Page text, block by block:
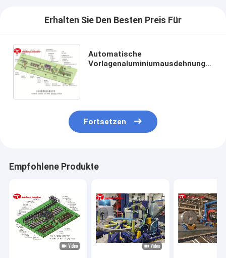
Erhalten Sie Den Besten Preis Für
Automatische
Vorlagenaluminiumausdehnungs-
Fortsetzen
Empfohlene Produkte